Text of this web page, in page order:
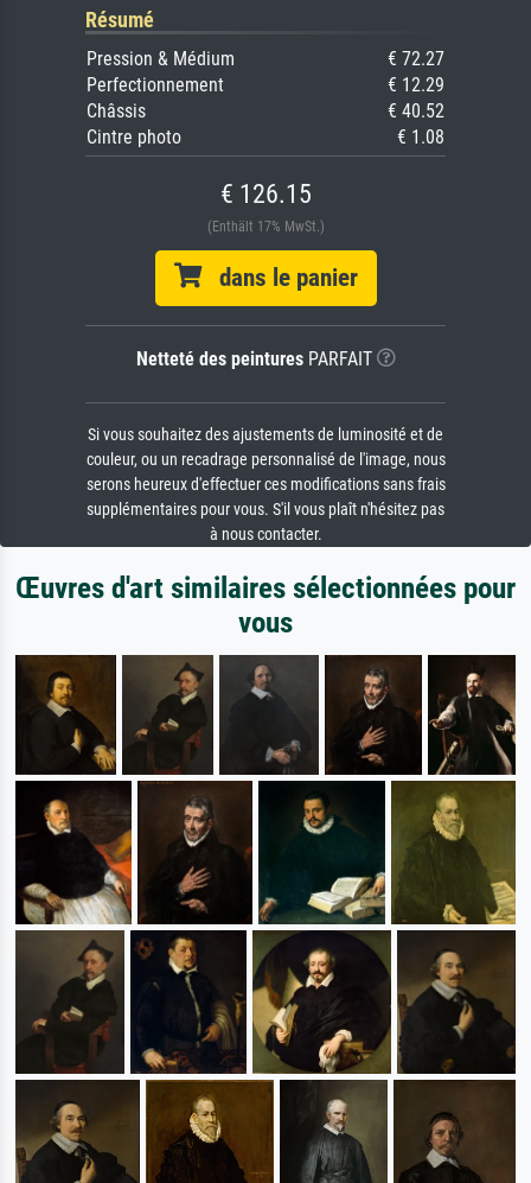
Résumé
Pression & Médium
€ 72.27
Perfectionnement
€ 12.29
Châssis
€ 40.52
Cintre photo
€ 1.08
€ 126.15
(Enthält 17% MwSt.)
dans le panier
Netteté des peinturesPARFAIT
Si vous souhaitez des ajustements de luminosité et de
couleur, ou un recadrage personnalisé de l'image, nous
serons heureux d'effectuer ces modifications sans frais
supplémentaires pour vous. S'il vous plaît n'hésitez pas
à nous contacter.
Œuvres d'art similaires sélectionnées pour
vous